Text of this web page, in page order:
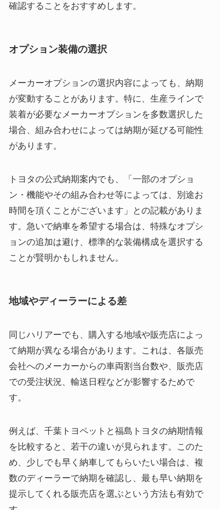
確認することをおすすめします。
オプション装備の選択
メーカーオプションの選択内容によっても、納期
が変動することがあります。特に、生産ラインで
装着が必要なメーカーオプションを多数選択した
場合、組み合わせによっては納期が延びる可能性
があります。
トヨタの公式納期案内でも、「一部のオプショ
ン・機能やその組み合わせ等によっては、別途お
時間を頂くことがございます」との記載がありま
す。急いで納車を希望する場合は、特殊なオプシ
ョンの追加は避け、標準的な装備構成を選択する
ことが賢明かもしれません。
地域やディーラーによる差
同じハリアーでも、購入する地域や販売店によっ
て納期が異なる場合があります。これは、各販売
会社へのメーカーからの車両割当台数や、販売店
での受注状況、輸送日程などが影響するためで
す。
例えば、千葉トヨペットと福島トヨタの納期情報
を比較すると、若干の違いが見られます。このた
め、少しでも早く納車してもらいたい場合は、複
数のディーラーで納期を確認し、最も早い納期を
提示してくれる販売店を選ぶという方法も有効で